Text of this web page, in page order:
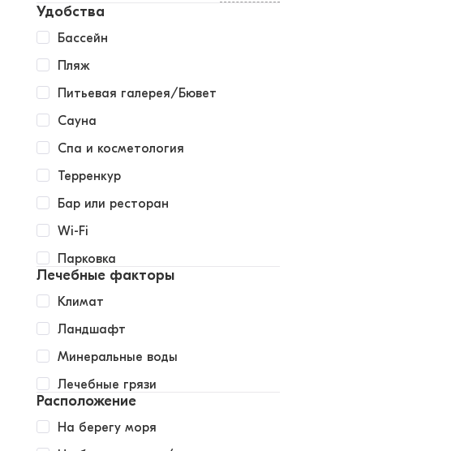
Удобства
Бассейн
Пляж
Питьевая галерея/Бювет
Сауна
Спа и косметология
Терренкур
Бар или ресторан
Wi-Fi
Парковка
Лечебные факторы
Климат
Ландшафт
Минеральные воды
Лечебные грязи
Расположение
На берегу моря